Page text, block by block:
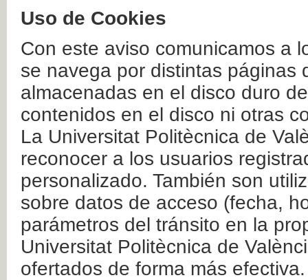
Uso de Cookies
Con este aviso comunicamos a
se navega por distintas páginas
almacenadas en el disco duro
contenidos en el disco ni otras
La Universitat Politècnica de
reconocer a los usuarios
personalizado. También son
sobre datos de acceso (fecha,
parámetros del tránsito en la
Universitat Politècnica de
ofertados de forma más efectiva.